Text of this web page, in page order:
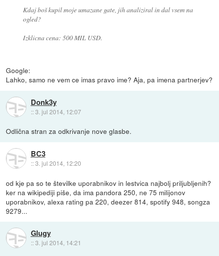
Kdaj boš kupil moje umazane gate, jih analiziral in dal vsem na
ogled?
Izklicna cena: 500 MIL USD.
Google:
Lahko, samo ne vem ce imas pravo ime? Aja, pa imena partnerjev?
Donk3y
::3. jul 2014, 12:07
Odlična stran za odkrivanje nove glasbe.
BC3
::3. jul 2014, 12:20
od kje pa so te številke uporabnikov in lestvica najbolj priljubljenih?
ker na wikipediji piše, da ima pandora 250, ne 75 milijonov
uporabnikov, alexa rating pa 220, deezer 814, spotify 948, songza
9279...
Glugy
::3. jul 2014, 14:21